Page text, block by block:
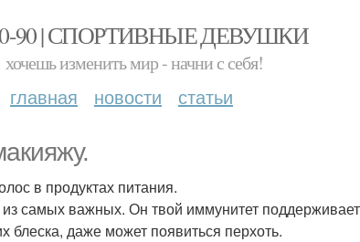
90 | СПОРТИВНЫЕ ДЕВУШКИ
хочешь изменить мир - начни с себя!
главная новости статьи
в продуктах питания.
самых важных. Он твой иммунитет
блеска, даже может появиться перхоть.